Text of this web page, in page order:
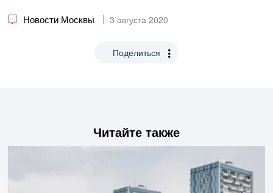
Новости Москвы 3 августа 2020
Поделиться
Читайте также